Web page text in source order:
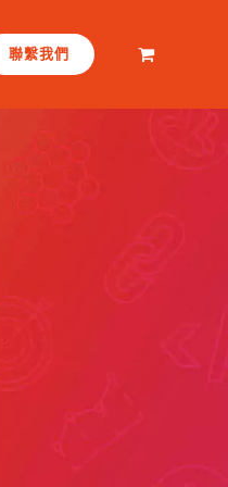
聯繫我們